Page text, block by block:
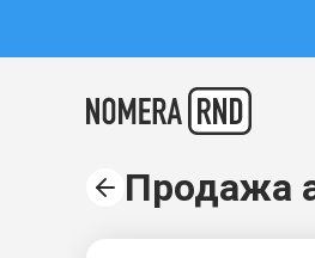
Продажа